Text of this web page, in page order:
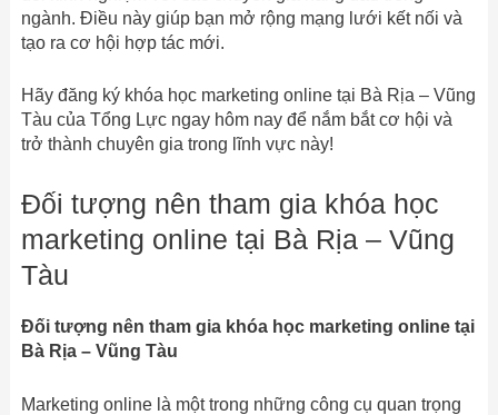
ngành. Điều này giúp bạn mở rộng mạng lưới kết nối và
tạo ra cơ hội hợp tác mới.
Hãy đăng ký khóa học marketing online tại Bà Rịa – Vũng
Tàu của Tổng Lực ngay hôm nay để nắm bắt cơ hội và
trở thành chuyên gia trong lĩnh vực này!
Đối tượng nên tham gia khóa học
marketing online tại Bà Rịa – Vũng
Tàu
Đối tượng nên tham gia khóa học marketing online tại
Bà Rịa – Vũng Tàu
Marketing online là một trong những công cụ quan trọng